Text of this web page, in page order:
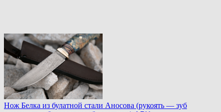
Нож Белка из булатной стали Аносова (рукоять — зуб